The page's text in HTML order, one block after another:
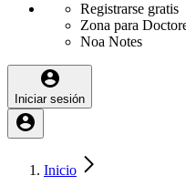
Registrarse gratis
Zona para
Noa Notes
Iniciar sesión
Inicio